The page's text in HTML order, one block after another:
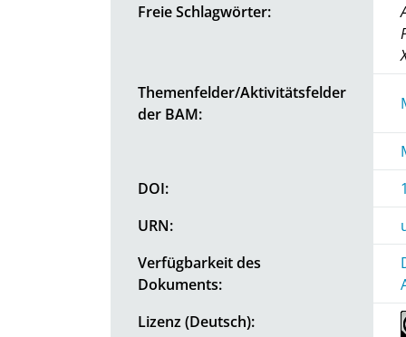
Freie Schlagwörter:
Themenfelder/Aktivitätsfelder
der BAM:
DOI:
URN:
Verfügbarkeit des
Dokuments:
Lizenz (Deutsch):